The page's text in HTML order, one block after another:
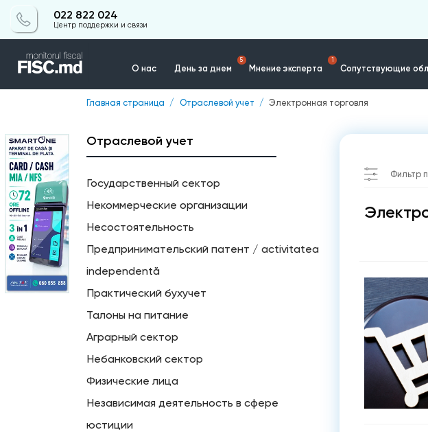
022 822 024
Центр поддержки и связи
О нас День за днем
5
Мнение эксперта
1
Сопутствующие
Главная страница Отраслевой учет Электронная торговля
Отраслевой учет
Государственный сектор
Некоммерческие организации
Несостоятельность
Предпринимательский патент / activitatea
independentă
Практический бухучет
Талоны на питание
Аграрный сектор
Небанковский сектор
Физические лица
Независимая деятельность в сфере
юстиции
Фильтр